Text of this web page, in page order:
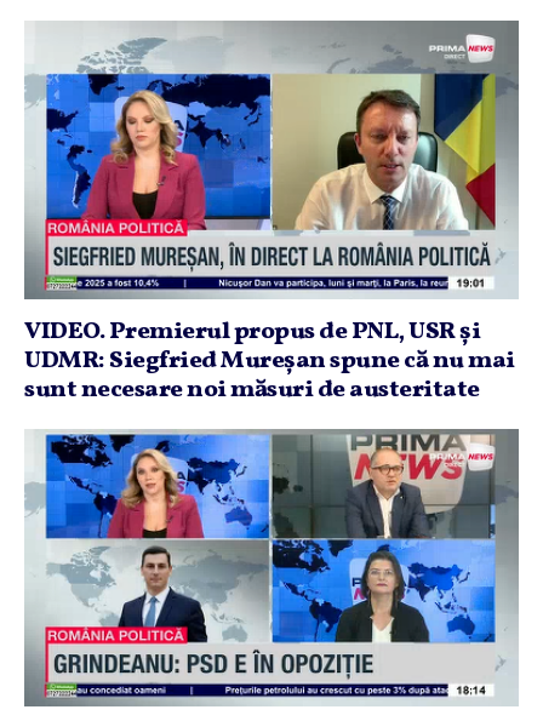
VIDEO. Premierul propus de PNL, USR şi
UDMR: Siegfried Mureşan spune că nu mai
sunt necesare noi măsuri de austeritate